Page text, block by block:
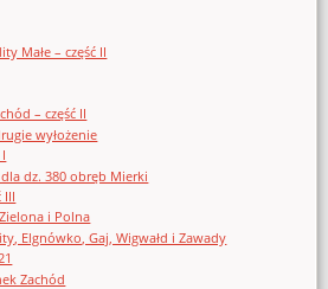
Małe – część II
– część II
wyłożenie
dz. 380 obręb Mierki
III
i Polna
Elgnówko, Gaj, Wigwałd i Zawady
Zachód